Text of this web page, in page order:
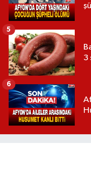
3
5
6